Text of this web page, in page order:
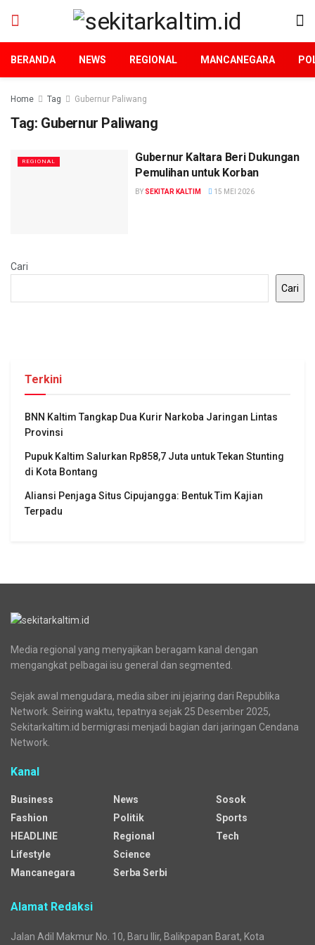
BERANDA NEWS REGIONAL MANCANEGARA
Home Tag Gubernur Paliwang
Tag: Gubernur Paliwang
REGIONAL
Gubernur Kaltara Beri Dukungan
Pemulihan untuk Korban
BY SEKITAR KALTIM 15 MEI 2026
Cari
Cari
Terkini
BNN Kaltim Tangkap Dua Kurir Narkoba Jaringan Lintas
Provinsi
Pupuk Kaltim Salurkan Rp858,7 Juta untuk Tekan Stunting
di Kota Bontang
Aliansi Penjaga Situs Cipujangga: Bentuk Tim Kajian
Terpadu
Media regional yang menyajikan beragam kanal dengan
mengangkat pelbagai isu general dan segmented.
Sejak awal mengudara, media siber ini jejaring dari Republika
Network. Seiring waktu, tepatnya sejak 25 Desember 2025,
Sekitarkaltim.id bermigrasi menjadi bagian dari jaringan Cendana
Network.
Kanal
Business
Fashion
HEADLINE
Lifestyle
Mancanegara
News
Politik
Regional
Science
Serba Serbi
Sosok
Sports
Tech
Alamat Redaksi
Jalan Adil Makmur No. 10, Baru Ilir, Balikpapan Barat, Kota